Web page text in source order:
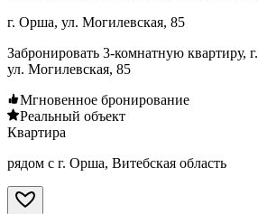
г. Орша, ул. Могилевская, 85
Забронировать 3-комнатную квартиру,
ул. Могилевская, 85
Мгновенное бронирование
Реальный объект
Квартира
рядом с г. Орша, Витебская область